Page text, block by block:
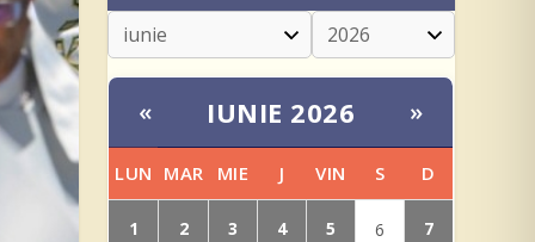
« IUNIE 2026 »
LUN MAR MIE J VIN S D
1 2 3 4 5 6 7